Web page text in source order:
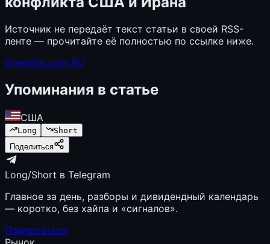
Источник не передаёт текст статьи в своей RSS-
ленте — прочитайте её полностью по ссылке ниже.
Investing.com RU
Упоминания в статье
США
Long
Short
Поделиться
Long/Short в Telegram
Главное за день, разборы и дивидендный календарь
— коротко, без хайпа и «сигналов».
Подписаться